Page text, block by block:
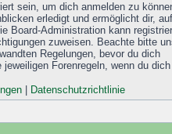
sein, um dich anmelden zu
erledigt und ermöglicht dir, auf
Board-Administration kann
zuweisen. Beachte bitte
Regelungen, bevor du dich
Forenregeln, wenn du
| Datenschutzrichtlinie